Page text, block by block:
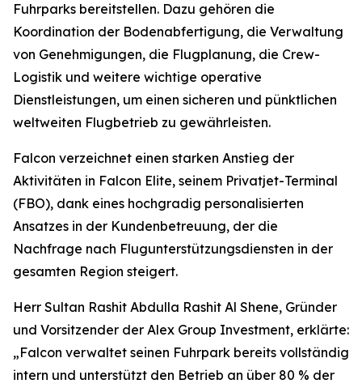
Fuhrparks bereitstellen. Dazu gehören die
Koordination der Bodenabfertigung, die Verwaltung
von Genehmigungen, die Flugplanung, die Crew-
Logistik und weitere wichtige operative
Dienstleistungen, um einen sicheren und pünktlichen
weltweiten Flugbetrieb zu gewährleisten.
Falcon verzeichnet einen starken Anstieg der
Aktivitäten in Falcon Elite, seinem Privatjet-Terminal
(FBO), dank eines hochgradig personalisierten
Ansatzes in der Kundenbetreuung, der die
Nachfrage nach Flugunterstützungsdiensten in der
gesamten Region steigert.
Herr Sultan Rashit Abdulla Rashit Al Shene, Gründer
und Vorsitzender der Alex Group Investment, erklärte:
„Falcon verwaltet seinen Fuhrpark bereits vollständig
intern und unterstützt den Betrieb an über 80 % der